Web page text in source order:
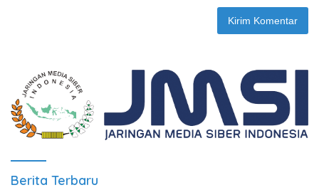
Berita Terbaru